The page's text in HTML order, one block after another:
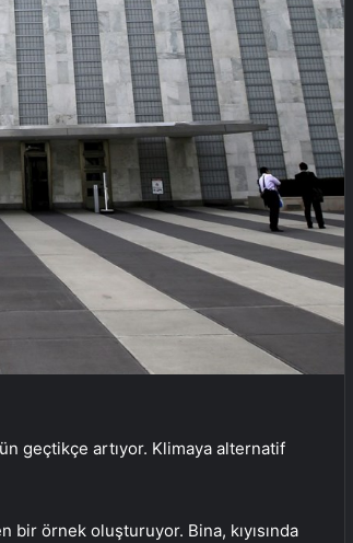
geçtikçe artıyor. Klimaya alternatif
bir örnek oluşturuyor. Bina, kıyısında